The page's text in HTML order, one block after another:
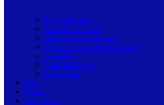
Toate articolele
Viziune de primar
Resurse pentru primarii
Politici Urbane & Guvernanta
Dialoguri
Profil de Primar
Podcast-uri
Stiri
Oferte
Despre noi